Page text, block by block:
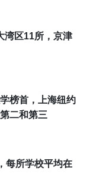
湾区11所，京津
榜首，上海纽约
二和第三
每所学校平均在